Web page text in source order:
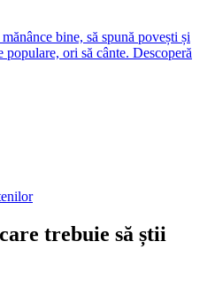
bine, să spună povești și
populare, ori să cânte. Descoperă
trebuie să știi